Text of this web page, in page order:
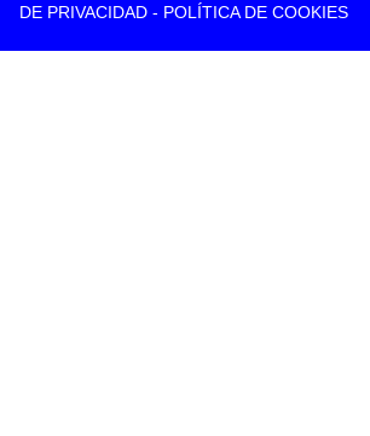
DE PRIVACIDAD - POLÍTICA DE COOKIES